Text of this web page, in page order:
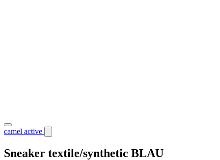
camel active
Sneaker textile/synthetic BLAU